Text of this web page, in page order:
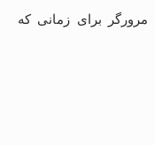
برای زمانی که